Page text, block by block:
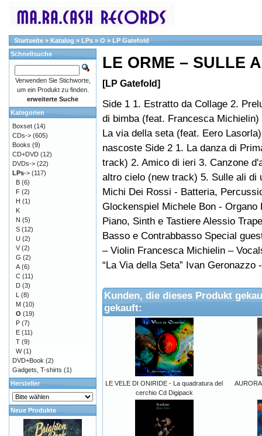
Startseite » Katalog » LPs » O » LP Gatefold
LE ORME – SULLE
[LP Gatefold]
Side 1 1. Estratto da Collage 2.
di bimba (feat. Francesca
La via della seta (feat. Eero
nascoste Side 2 1. La danza di
track) 2. Amico di ieri 3. Canzone
altro cielo (new track) 5. Sulle ali di
Michi Dei Rossi - Batteria,
Glockenspiel Michele Bon - Organo
Piano, Sinth e Tastiere Alessio
Basso e Contrabbasso Special
– Violin Francesca Michielin –
“La Via della Seta” Ivan Geronazzo
Kunden, die dieses Produkt
gekauft:
LE VELE DI ONIRIDE - La quadratura del
cerchio Cd Digipack
Schnellsuche
Verwenden Sie Stichworte,
um ein Produkt zu finden.
erweiterte Suche
Kategorien
Boxset (14)
CDs-> (605)
Books (9)
CD+DVD (12)
DVDs-> (22)
LPs-> (117)
B (6)
F (2)
H (1)
K
N (5)
S (12)
U (2)
V (2)
G (2)
A (6)
C (11)
D (3)
L (8)
M (10)
O (19)
P (7)
E (11)
T (9)
W(1)
DVD+Book (2)
Gadgets, T-shirts (1)
Hersteller
Neue Produkte